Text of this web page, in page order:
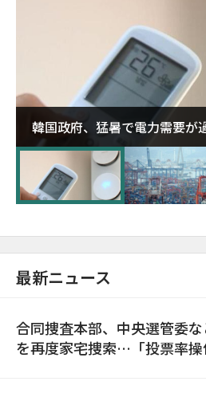
韓国政府、猛暑で電力需要が
に需給対応体制を点検
最新ニュース
合同捜査本部、中央選管委
を再度家宅捜索…「投票率操